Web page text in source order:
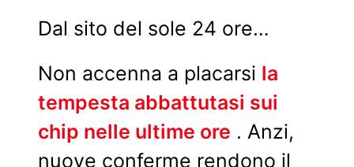
Dal sito del sole 24 ore…
Non accenna a placarsi la
tempesta abbattutasi sui
chip nelle ultime ore . Anzi,
nuove conferme rendono il